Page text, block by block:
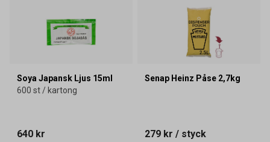
Soya Japansk Ljus 15ml
600 st / kartong
640 kr
Senap Heinz Påse 2,7kg
279 kr / styck